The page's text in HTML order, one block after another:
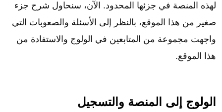
لهذه المنصة في جزئها المحدود. الآن، سنحاول شرح جزء
صغير من هذا الموقع، بالنظر إلى الأسئلة والصعوبات التي
واجهت مجموعة من المتابعين في الولوج والاستفادة من
هذا الموقع.
الولوج إلى المنصة والتسجيل